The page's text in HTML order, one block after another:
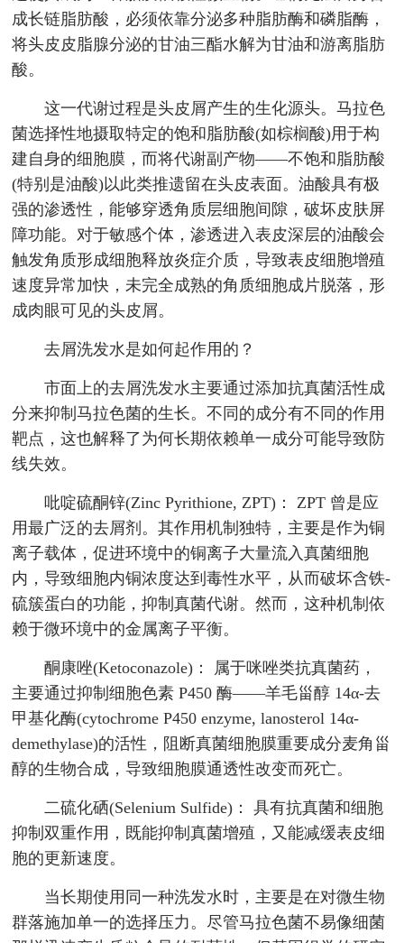
成长链脂肪酸，必须依靠分泌多种脂肪酶和磷脂酶，
将头皮皮脂腺分泌的甘油三酯水解为甘油和游离脂肪
酸。
这一代谢过程是头皮屑产生的生化源头。马拉色
菌选择性地摄取特定的饱和脂肪酸(如棕榈酸)用于构
建自身的细胞膜，而将代谢副产物——不饱和脂肪酸
(特别是油酸)以此类推遗留在头皮表面。油酸具有极
强的渗透性，能够穿透角质层细胞间隙，破坏皮肤屏
障功能。对于敏感个体，渗透进入表皮深层的油酸会
触发角质形成细胞释放炎症介质，导致表皮细胞增殖
速度异常加快，未完全成熟的角质细胞成片脱落，形
成肉眼可见的头皮屑。
去屑洗发水是如何起作用的？
市面上的去屑洗发水主要通过添加抗真菌活性成
分来抑制马拉色菌的生长。不同的成分有不同的作用
靶点，这也解释了为何长期依赖单一成分可能导致防
线失效。
吡啶硫酮锌(Zinc Pyrithione, ZPT)： ZPT 曾是应
用最广泛的去屑剂。其作用机制独特，主要是作为铜
离子载体，促进环境中的铜离子大量流入真菌细胞
内，导致细胞内铜浓度达到毒性水平，从而破坏含铁-
硫簇蛋白的功能，抑制真菌代谢。然而，这种机制依
赖于微环境中的金属离子平衡。
酮康唑(Ketoconazole)： 属于咪唑类抗真菌药，
主要通过抑制细胞色素 P450 酶——羊毛甾醇 14α-去
甲基化酶(cytochrome P450 enzyme, lanosterol 14α-
demethylase)的活性，阻断真菌细胞膜重要成分麦角甾
醇的生物合成，导致细胞膜通透性改变而死亡。
二硫化硒(Selenium Sulfide)： 具有抗真菌和细胞
抑制双重作用，既能抑制真菌增殖，又能减缓表皮细
胞的更新速度。
当长期使用同一种洗发水时，主要是在对微生物
群落施加单一的选择压力。尽管马拉色菌不易像细菌